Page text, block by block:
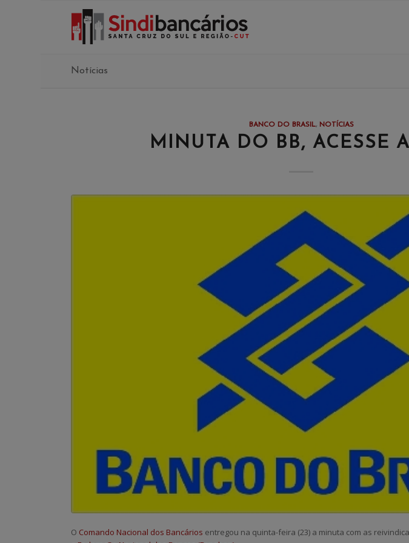
Notícias
BANCO DO BRASIL, NOTÍCIAS
MINUTA DO BB, ACESSE
O Comando Nacional dos Bancários entregou na quinta-feira (23) a minuta com as